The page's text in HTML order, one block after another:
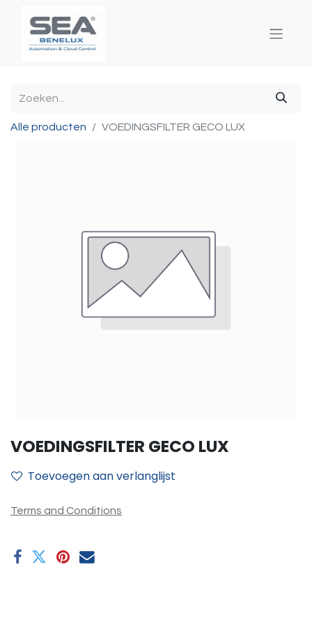
Alle producten VOEDINGSFILTER GECO LUX
VOEDINGSFILTER GECO LUX
Toevoegen aan verlanglijst
Terms and Conditions